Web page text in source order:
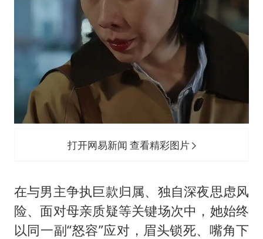
打开网易新闻 查看精彩图片
在与男主争执巨款归属、独自深夜思虑风
险、面对母亲质疑等关键场次中，她始终
以同一副“怒容”应对，眉头锁死、嘴角下